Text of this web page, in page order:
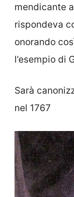
mendicante
rispondeva
onorando
l’esempio di
Sarà
nel 1767